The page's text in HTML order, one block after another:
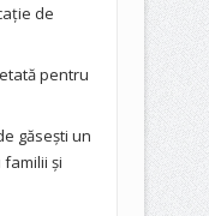
de
pentru
găsești un
și